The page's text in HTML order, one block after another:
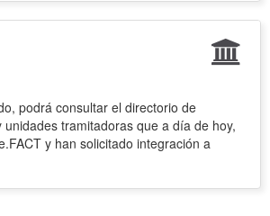
podrá consultar el directorio de
tramitadoras que a día de hoy,
y han solicitado integración a